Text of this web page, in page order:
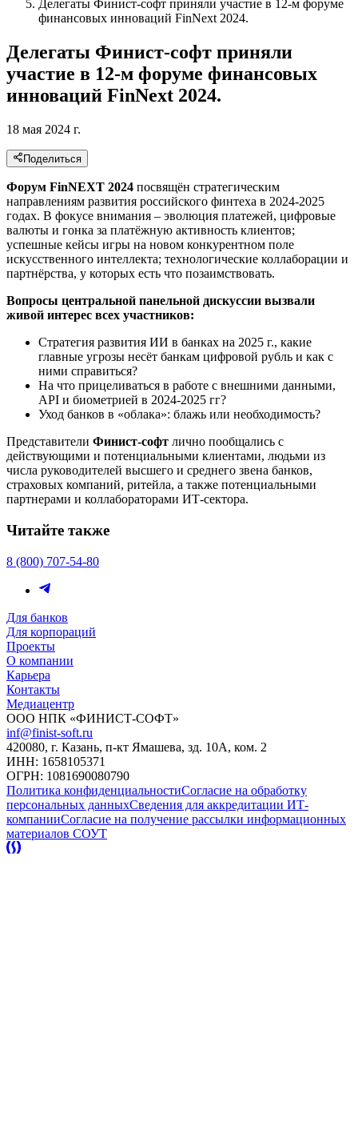
Делегаты Финист-софт приняли участие в 12-м форуме
финансовых инноваций FinNext 2024.
Делегаты Финист-софт приняли
участие в 12-м форуме финансовых
инноваций FinNext 2024.
18 мая 2024 г.
Поделиться
Форум FinNEXT 2024 посвящён стратегическим
направлениям развития российского финтеха в 2024-2025
годах. В фокусе внимания – эволюция платежей, цифровые
валюты и гонка за платёжную активность клиентов;
успешные кейсы игры на новом конкурентном поле
искусственного интеллекта; технологические коллаборации и
партнёрства, у которых есть что позаимствовать.
Вопросы центральной панельной дискуссии вызвали
живой интерес всех участников:
Стратегия развития ИИ в банках на 2025 г., какие
главные угрозы несёт банкам цифровой рубль и как с
ними справиться?
На что прицеливаться в работе с внешними данными,
API и биометрией в 2024-2025 гг?
Уход банков в «облака»: блажь или необходимость?
Представители Финист-софт лично пообщались с
действующими и потенциальными клиентами, людьми из
числа руководителей высшего и среднего звена банков,
страховых компаний, ритейла, а также потенциальными
партнерами и коллабораторами ИТ-сектора.
Читайте также
8 (800) 707-54-80
Для банков
Для корпораций
Проекты
О компании
Карьера
Контакты
Медиацентр
ООО НПК «ФИНИСТ-СОФТ»
inf@finist-soft.ru
420080, г. Казань, п-кт Ямашева, зд. 10А, ком. 2
ИНН: 1658105371
ОГРН: 1081690080790
Политика конфиденциальностиСогласие на обработку
персональных данныхСведения для аккредитации ИТ-
компанииСогласие на получение рассылки информационных
материалов СОУТ